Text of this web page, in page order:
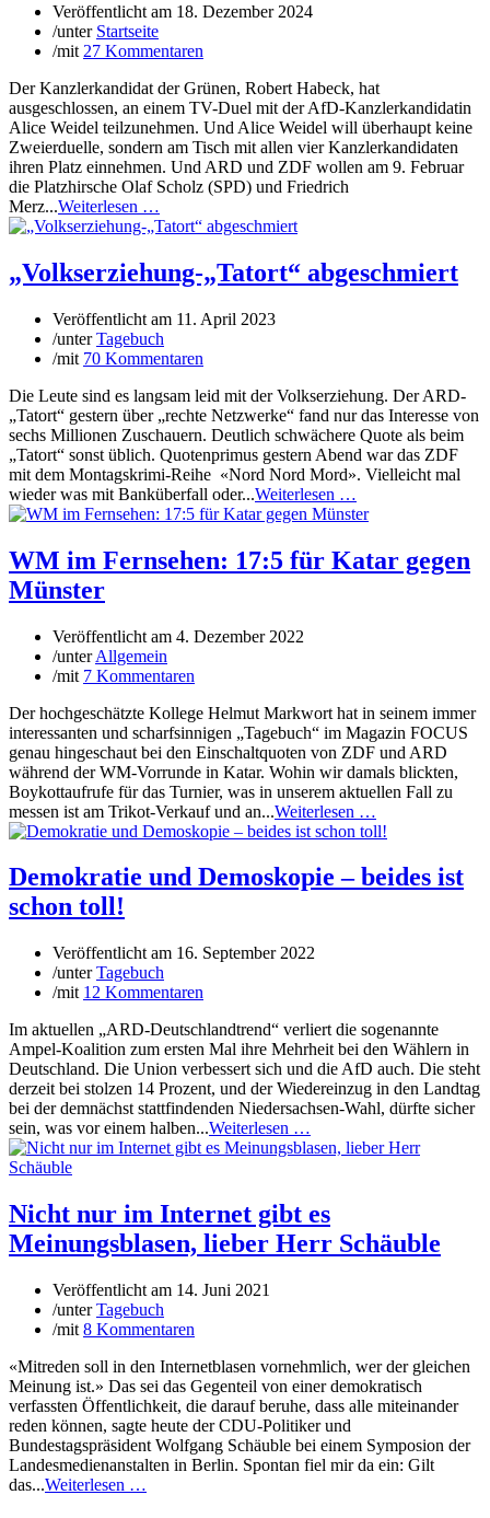
Veröffentlicht am 18. Dezember 2024
/unter Startseite
/mit 27 Kommentaren
Der Kanzlerkandidat der Grünen, Robert Habeck, hat
ausgeschlossen, an einem TV-Duel mit der AfD-Kanzlerkandidatin
Alice Weidel teilzunehmen. Und Alice Weidel will überhaupt keine
Zweierduelle, sondern am Tisch mit allen vier Kanzlerkandidaten
ihren Platz einnehmen. Und ARD und ZDF wollen am 9. Februar
die Platzhirsche Olaf Scholz (SPD) und Friedrich
Merz...Weiterlesen …
„Volkserziehung-„Tatort“ abgeschmiert
Veröffentlicht am 11. April 2023
/unterTagebuch
/mit 70 Kommentaren
Die Leute sind es langsam leid mit der Volkserziehung. Der ARD-
„Tatort“ gestern über „rechte Netzwerke“ fand nur das Interesse von
sechs Millionen Zuschauern. Deutlich schwächere Quote als beim
„Tatort“ sonst üblich. Quotenprimus gestern Abend war das ZDF
mit dem Montagskrimi-Reihe «Nord Nord Mord». Vielleicht mal
wieder was mit Banküberfall oder...Weiterlesen …
WM im Fernsehen: 17:5 für Katar gegen
Münster
Veröffentlicht am 4. Dezember 2022
/unterAllgemein
/mit 7 Kommentaren
Der hochgeschätzte Kollege Helmut Markwort hat in seinem immer
interessanten und scharfsinnigen „Tagebuch“ im Magazin FOCUS
genau hingeschaut bei den Einschaltquoten von ZDF und ARD
während der WM-Vorrunde in Katar. Wohin wir damals blickten,
Boykottaufrufe für das Turnier, was in unserem aktuellen Fall zu
messen ist am Trikot-Verkauf und an...Weiterlesen …
Demokratie und Demoskopie – beides ist
schon toll!
Veröffentlicht am 16. September 2022
/unterTagebuch
/mit 12 Kommentaren
Im aktuellen „ARD-Deutschlandtrend“ verliert die sogenannte
Ampel-Koalition zum ersten Mal ihre Mehrheit bei den Wählern in
Deutschland. Die Union verbessert sich und die AfD auch. Die steht
derzeit bei stolzen 14 Prozent, und der Wiedereinzug in den Landtag
bei der demnächst stattfindenden Niedersachsen-Wahl, dürfte sicher
sein, was vor einem halben...Weiterlesen …
Nicht nur im Internet gibt es
Meinungsblasen, lieber Herr Schäuble
Veröffentlicht am 14. Juni 2021
/unterTagebuch
/mit 8 Kommentaren
«Mitreden soll in den Internetblasen vornehmlich, wer der gleichen
Meinung ist.» Das sei das Gegenteil von einer demokratisch
verfassten Öffentlichkeit, die darauf beruhe, dass alle miteinander
reden können, sagte heute der CDU-Politiker und
Bundestagspräsident Wolfgang Schäuble bei einem Symposion der
Landesmedienanstalten in Berlin. Spontan fiel mir da ein: Gilt
das...Weiterlesen …